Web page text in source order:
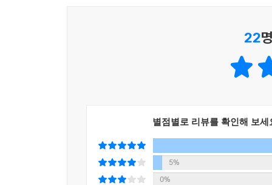
연상시키는 매체와의 단절, 따뜻한 조명이나 인
생소한 경험이 아닌 누구나 한 번쯤 경험해봤
이야기를 전개함에 있어 ‘명상’이라는 단어를
명상의 세계로 이끈다.
22
별점별로 리뷰를 확인해 보세
5%
0%